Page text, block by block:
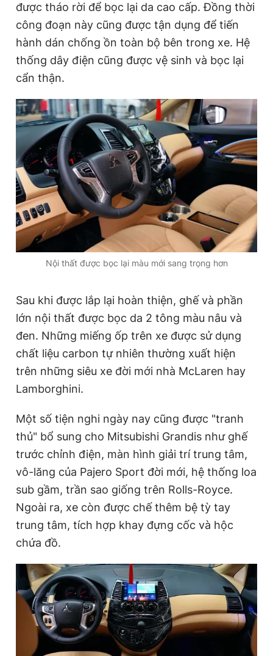
được tháo rời để bọc lại da cao cấp. Đồng thời
công đoạn này cũng được tận dụng để tiến
hành dán chống ồn toàn bộ bên trong xe. Hệ
thống dây điện cũng được vệ sinh và bọc lại
cẩn thận.
Nội thất được bọc lại màu mới sang trọng hơn
Sau khi được lắp lại hoàn thiện, ghế và phần
lớn nội thất được bọc da 2 tông màu nâu và
đen. Những miếng ốp trên xe được sử dụng
chất liệu carbon tự nhiên thường xuất hiện
trên những siêu xe đời mới nhà McLaren hay
Lamborghini.
Một số tiện nghi ngày nay cũng được "tranh
thủ" bổ sung cho Mitsubishi Grandis như ghế
trước chỉnh điện, màn hình giải trí trung tâm,
vô-lăng của Pajero Sport đời mới, hệ thống loa
sub gầm, trần sao giống trên Rolls-Royce.
Ngoài ra, xe còn được chế thêm bệ tỳ tay
trung tâm, tích hợp khay đựng cốc và hộc
chứa đồ.